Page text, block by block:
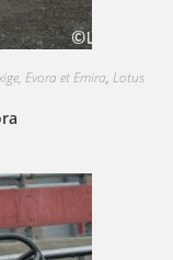
Evora et Emira, Lotus